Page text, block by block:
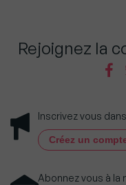
Rejoignez la
Inscrivez vous
Créez un
Abonnez vous à